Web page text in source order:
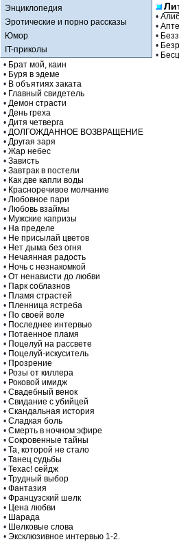
Энциклопедия
Эротические и порно рассказы
Юмор
IT-приколы
•
•
•
•
•
• Брат мой, каин
• Буря в эдеме
• В объятиях заката
• Главный свидетель
• Демон страсти
• День греха
• Дитя четверга
• ДОЛГОЖДАННОЕ ВОЗВРАЩЕНИЕ
• Другая заря
• Жар небес
• Зависть
• Завтрак в постели
• Как две капли воды
• Красноречивое молчание
• Любовное пари
• Любовь взаймы
• Мужские капризы
• На пределе
• Не присылай цветов
• Нет дыма без огня
• Нечаянная радость
• Ночь с незнакомкой
• От ненависти до любви
• Парк соблазнов
• Пламя страстей
• Пленница ястреба
• По своей воле
• Последнее интервью
• Потаенное пламя
• Поцелуй на рассвете
• Поцелуй-искуситель
• Прозрение
• Розы от киллера
• Роковой имидж
• Свадебный венок
• Свидание с убийцей
• Скандальная история
• Сладкая боль
• Смерть в ночном эфире
• Сокровенные тайны
• Та, которой не стало
• Танец судьбы
• Техас! сейдж
• Трудный выбор
• Фантазия
• Французский шелк
• Цена любви
• Шарада
• Шелковые слова
• Эксклюзивное интервью 1-2.